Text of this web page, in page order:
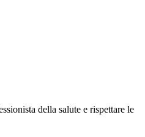
della salute e rispettare le